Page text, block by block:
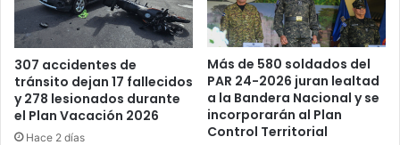
307 accidentes de
tránsito dejan 17 fallecidos
y 278 lesionados durante
el Plan Vacación 2026
Hace 2 días
Más de 580 soldados del
PAR 24-2026 juran lealtad
a la Bandera Nacional y se
incorporarán al Plan
Control Territorial